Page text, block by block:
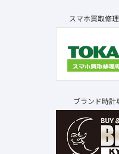
スマホ買取修
ブランド時計